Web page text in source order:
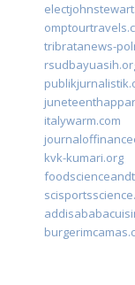
tribratanews-
italywarm.com
kvk-kumari.org